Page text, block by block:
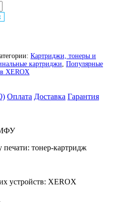
Картриджи, тонеры и
картриджи Популярные
XEROX
Оплата Доставка Гарантия
МФУ
тонер-картридж
устройств: XEROX